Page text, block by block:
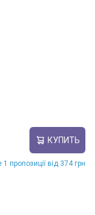
КУПИТЬ
1 пропозиції від 374 грн